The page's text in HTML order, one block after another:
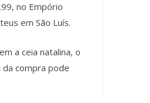
no Empório
em São Luís.
a ceia natalina, o
compra pode